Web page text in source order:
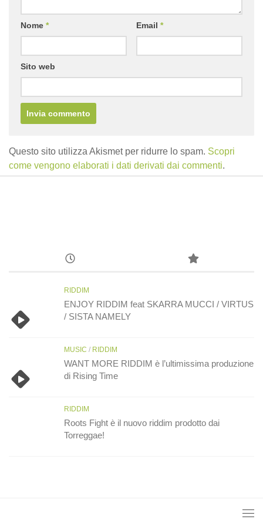
Nome * Email *
Sito web
Questo sito utilizza Akismet per ridurre lo spam. Scopri
come vengono elaborati i dati derivati dai commenti.
RIDDIM
ENJOY RIDDIM feat SKARRA MUCCI / VIRTUS
/ SISTA NAMELY
MUSIC / RIDDIM
WANT MORE RIDDIM è l’ultimissima produzione
di Rising Time
RIDDIM
Roots Fight è il nuovo riddim prodotto dai
Torreggae!